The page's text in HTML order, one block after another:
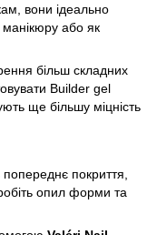
вони ідеально
манікюру або як
більш складних
Builder gel
ще більшу міцність
попереднє покриття,
опил форми та